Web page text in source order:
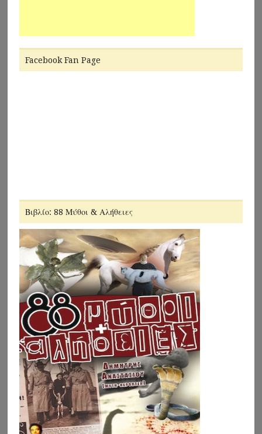
Facebook Fan Page
Βιβλίο: 88 Μύθοι & Αλήθειες